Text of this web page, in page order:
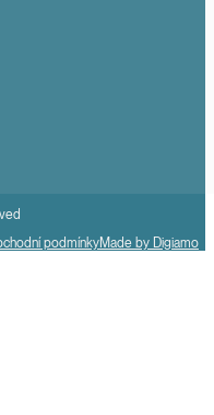
podmínkyMade by Digiamo